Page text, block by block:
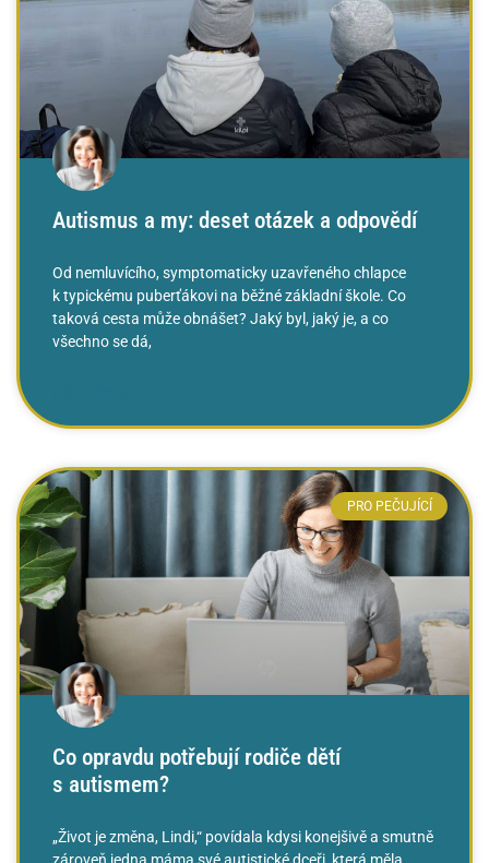
Autismus a my: deset otázek a odpovědí
Od nemluvícího, symptomaticky uzavřeného chlapce
k typickému puberťákovi na běžné základní škole. Co
taková cesta může obnášet? Jaký byl, jaký je, a co
všechno se dá,
PRO PEČUJÍCÍ
Co opravdu potřebují rodiče dětí
s autismem?
„Život je změna, Lindi,“ povídala kdysi konejšivě a smutně
zároveň jedna máma své autistické dceři, která měla